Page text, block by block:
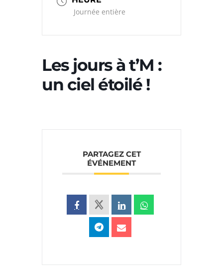
Journée entière
Les jours à t’M :
un ciel étoilé !
PARTAGEZ CET
ÉVÉNEMENT